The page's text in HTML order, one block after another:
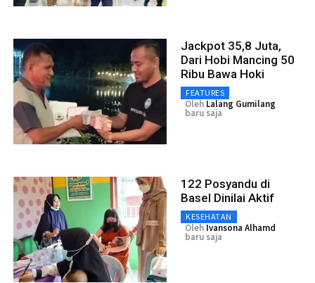
Jackpot 35,8 Juta,
Dari Hobi Mancing 50
Ribu Bawa Hoki
FEATURES
Oleh Lalang Gumilang
baru saja
122 Posyandu di
Basel Dinilai Aktif
KESEHATAN
Oleh Ivansona Alhamd
baru saja